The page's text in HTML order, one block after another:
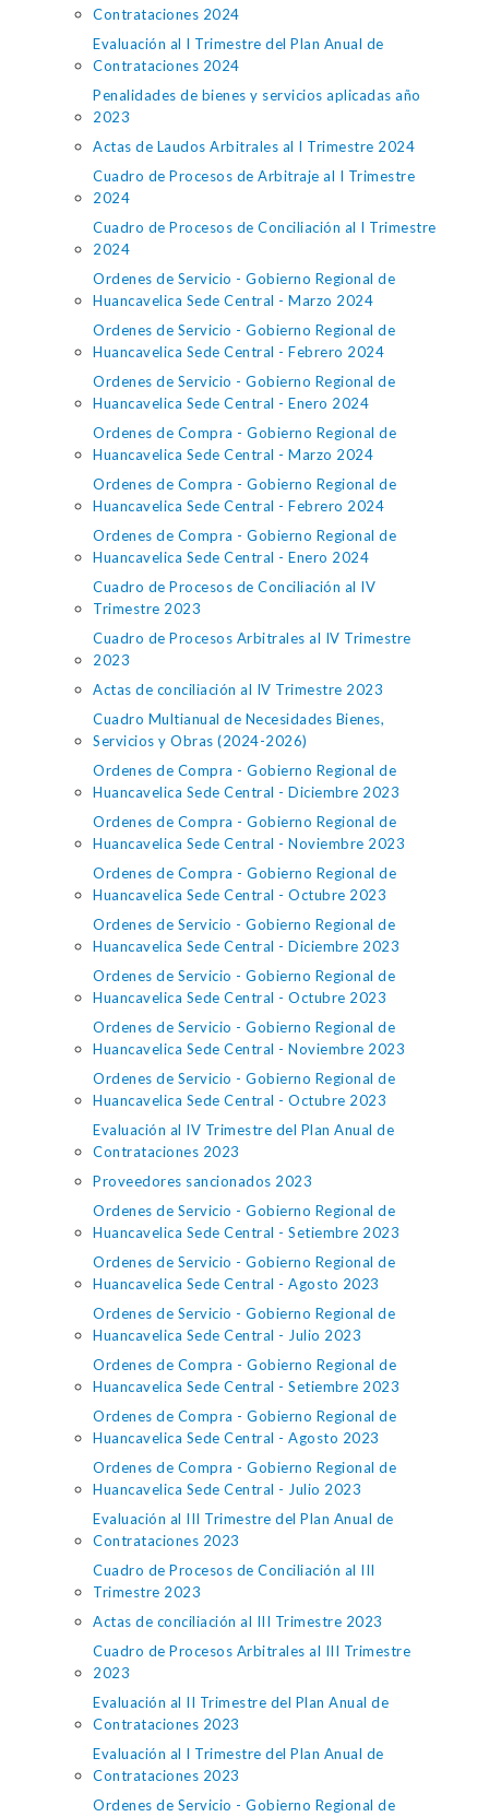
Contrataciones 2024
Evaluación al I Trimestre del Plan Anual de
Contrataciones 2024
Penalidades de bienes y servicios aplicadas año
2023
Actas de Laudos Arbitrales al I Trimestre 2024
Cuadro de Procesos de Arbitraje al I Trimestre
2024
Cuadro de Procesos de Conciliación al I Trimestre
2024
Ordenes de Servicio - Gobierno Regional de
Huancavelica Sede Central - Marzo 2024
Ordenes de Servicio - Gobierno Regional de
Huancavelica Sede Central - Febrero 2024
Ordenes de Servicio - Gobierno Regional de
Huancavelica Sede Central - Enero 2024
Ordenes de Compra - Gobierno Regional de
Huancavelica Sede Central - Marzo 2024
Ordenes de Compra - Gobierno Regional de
Huancavelica Sede Central - Febrero 2024
Ordenes de Compra - Gobierno Regional de
Huancavelica Sede Central - Enero 2024
Cuadro de Procesos de Conciliación al IV
Trimestre 2023
Cuadro de Procesos Arbitrales al IV Trimestre
2023
Actas de conciliación al IV Trimestre 2023
Cuadro Multianual de Necesidades Bienes,
Servicios y Obras (2024-2026)
Ordenes de Compra - Gobierno Regional de
Huancavelica Sede Central - Diciembre 2023
Ordenes de Compra - Gobierno Regional de
Huancavelica Sede Central - Noviembre 2023
Ordenes de Compra - Gobierno Regional de
Huancavelica Sede Central - Octubre 2023
Ordenes de Servicio - Gobierno Regional de
Huancavelica Sede Central - Diciembre 2023
Ordenes de Servicio - Gobierno Regional de
Huancavelica Sede Central - Octubre 2023
Ordenes de Servicio - Gobierno Regional de
Huancavelica Sede Central - Noviembre 2023
Ordenes de Servicio - Gobierno Regional de
Huancavelica Sede Central - Octubre 2023
Evaluación al IV Trimestre del Plan Anual de
Contrataciones 2023
Proveedores sancionados 2023
Ordenes de Servicio - Gobierno Regional de
Huancavelica Sede Central - Setiembre 2023
Ordenes de Servicio - Gobierno Regional de
Huancavelica Sede Central - Agosto 2023
Ordenes de Servicio - Gobierno Regional de
Huancavelica Sede Central - Julio 2023
Ordenes de Compra - Gobierno Regional de
Huancavelica Sede Central - Setiembre 2023
Ordenes de Compra - Gobierno Regional de
Huancavelica Sede Central - Agosto 2023
Ordenes de Compra - Gobierno Regional de
Huancavelica Sede Central - Julio 2023
Evaluación al III Trimestre del Plan Anual de
Contrataciones 2023
Cuadro de Procesos de Conciliación al III
Trimestre 2023
Actas de conciliación al III Trimestre 2023
Cuadro de Procesos Arbitrales al III Trimestre
2023
Evaluación al II Trimestre del Plan Anual de
Contrataciones 2023
Evaluación al I Trimestre del Plan Anual de
Contrataciones 2023
Ordenes de Servicio - Gobierno Regional de